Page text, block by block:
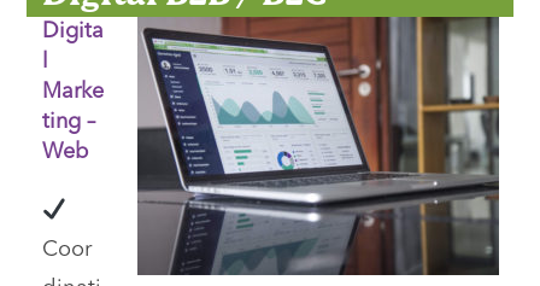
Digita
Marke
ting –
Web
Coor